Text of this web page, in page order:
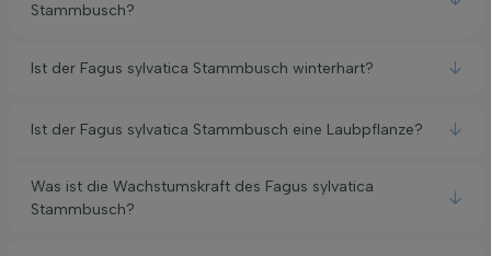
Stammbusch?
Ist der Fagus sylvatica Stammbusch winterhart?
Ist der Fagus sylvatica Stammbusch eine Laubpflanze?
Was ist die Wachstumskraft des Fagus sylvatica
Stammbusch?